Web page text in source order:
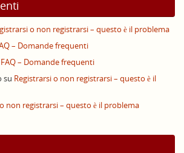
o non registrarsi – questo è il problema
– Domande frequenti
FAQ – Domande frequenti
su Registrarsi o non registrarsi – questo è il
non registrarsi – questo è il problema